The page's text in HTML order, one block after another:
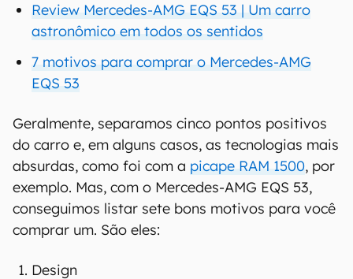
Review Mercedes-AMG EQS 53 | Um carro
astronômico em todos os sentidos
7 motivos para comprar o Mercedes-AMG
EQS 53
Geralmente, separamos cinco pontos positivos
do carro e, em alguns casos, as tecnologias mais
absurdas, como foi com a picape RAM 1500, por
exemplo. Mas, com o Mercedes-AMG EQS 53,
conseguimos listar sete bons motivos para você
comprar um. São eles:
Design